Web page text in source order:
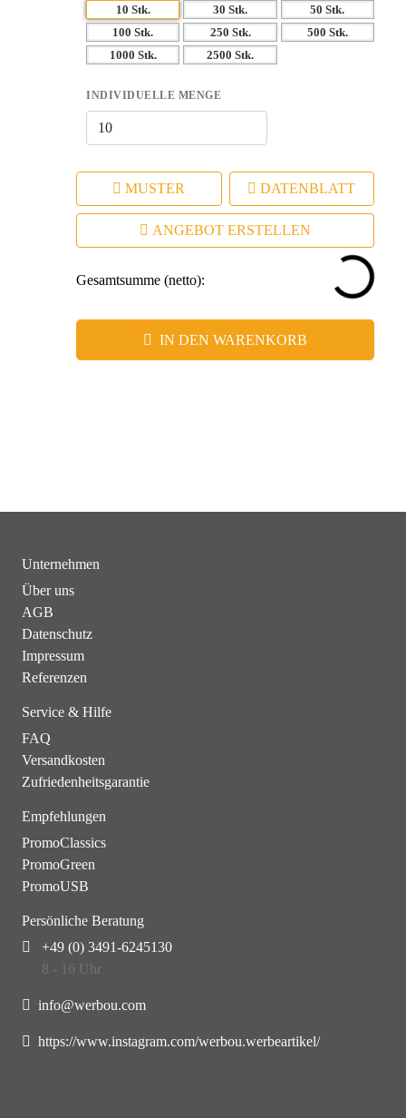
10 Stk. 30 Stk.
50 Stk.
100 Stk.
250 Stk.
500 Stk.
1000 Stk.
2500 Stk.
INDIVIDUELLE MENGE
MUSTER DATENBLATT
ANGEBOT ERSTELLEN
Gesamtsumme (netto):
IN DEN WARENKORB
Unternehmen
Über uns
AGB
Datenschutz
Impressum
Referenzen
Service & Hilfe
FAQ
Versandkosten
Zufriedenheitsgarantie
Empfehlungen
PromoClassics
PromoGreen
PromoUSB
Persönliche Beratung
+49 (0) 3491-6245130
8 - 16 Uhr
info@werbou.com
https://www.instagram.com/werbou.werbeartikel/